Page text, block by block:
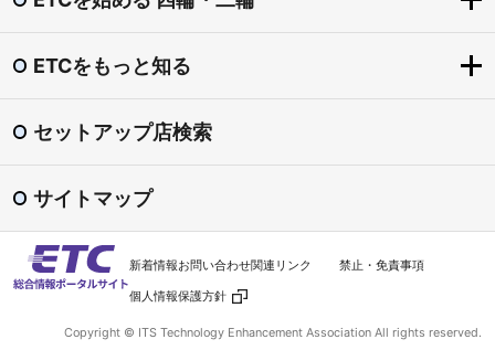
「賢い料金」社会実験（道の駅の一時退出・再進入）
圏央道割引
東海環状自動車道割引
渋滞回避支援 ダイナミックルートガイダンス
ETCマイレージサービス
ETC専用料金所
スマートIC
ETC利用照会サービス
料金検索
利用履歴の印刷
ETCを始める 四輪・二輪
ETCカード
ETC車載器
セットアップ
ETC車載器の譲渡・廃棄
ETC車載器の再セットアップ
ETCをもっと知る
ETCをもっと知る
ETCシステム利用規程
よくある質問
セットアップ店検索
サイトマップ
新着情報お問い合わせ関連リンク 禁止・免責事項
個人情報保護方針
Copyright © ITS Technology Enhancement Association All rights reserved.